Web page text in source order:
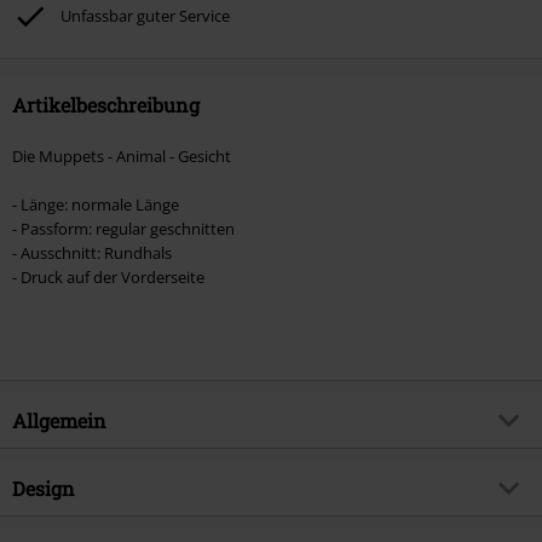
Böhse Onkelz, Broilers, Die Ärzte, Die Toten Hosen, Metality, Gutscheine &
Artikel, die einen Spendenbeitrag beinhalten.
Unfassbar guter Service
Artikelbeschreibung
Die Muppets - Animal - Gesicht
- Länge: normale Länge
- Passform: regular geschnitten
- Ausschnitt: Rundhals
- Druck auf der Vorderseite
Allgemein
Artikelnummer:
Design